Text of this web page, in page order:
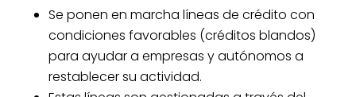
Se ponen en marcha líneas de crédito con
condiciones favorables (créditos blandos)
para ayudar a empresas y autónomos a
restablecer su actividad.